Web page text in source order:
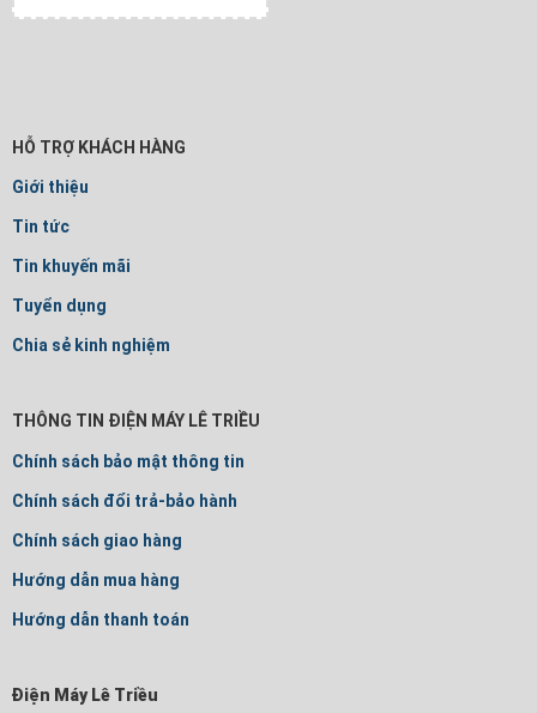
HỖ TRỢ KHÁCH HÀNG
Giới thiệu
Tin tức
Tin khuyến mãi
Tuyển dụng
Chia sẻ kinh nghiệm
THÔNG TIN ĐIỆN MÁY LÊ TRIỀU
Chính sách bảo mật thông tin
Chính sách đổi trả-bảo hành
Chính sách giao hàng
Hướng dẫn mua hàng
Hướng dẫn thanh toán
Điện Máy Lê Triều